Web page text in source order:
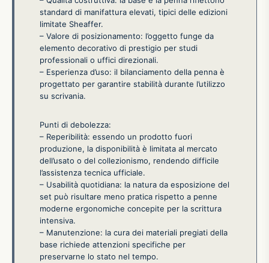
standard di manifattura elevati, tipici delle edizioni
limitate Sheaffer.
– Valore di posizionamento: l’oggetto funge da
elemento decorativo di prestigio per studi
professionali o uffici direzionali.
– Esperienza d’uso: il bilanciamento della penna è
progettato per garantire stabilità durante l’utilizzo
su scrivania.
Punti di debolezza:
– Reperibilità: essendo un prodotto fuori
produzione, la disponibilità è limitata al mercato
dell’usato o del collezionismo, rendendo difficile
l’assistenza tecnica ufficiale.
– Usabilità quotidiana: la natura da esposizione del
set può risultare meno pratica rispetto a penne
moderne ergonomiche concepite per la scrittura
intensiva.
– Manutenzione: la cura dei materiali pregiati della
base richiede attenzioni specifiche per
preservarne lo stato nel tempo.